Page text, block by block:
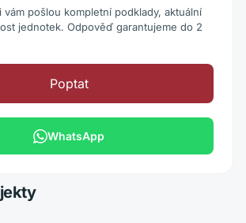
vám pošlou kompletní podklady, aktuální
jednotek. Odpověď garantujeme do 2
Poptat
WhatsApp